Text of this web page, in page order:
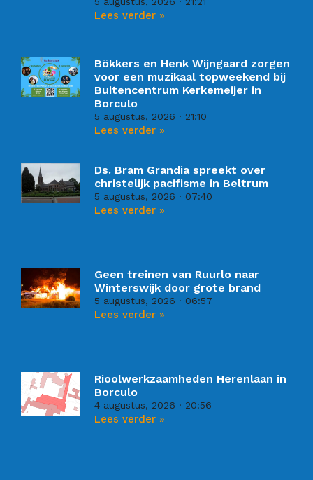
Lees verder »
Bökkers en Henk Wijngaard zorgen
voor een muzikaal topweekend bij
Buitencentrum Kerkemeijer in
Borculo
5 augustus, 2026 21:10
Lees verder »
Ds. Bram Grandia spreekt over
christelijk pacifisme in Beltrum
5 augustus, 2026 07:40
Lees verder »
Geen treinen van Ruurlo naar
Winterswijk door grote brand
5 augustus, 2026 06:57
Lees verder »
Rioolwerkzaamheden Herenlaan in
Borculo
4 augustus, 2026 20:56
Lees verder »